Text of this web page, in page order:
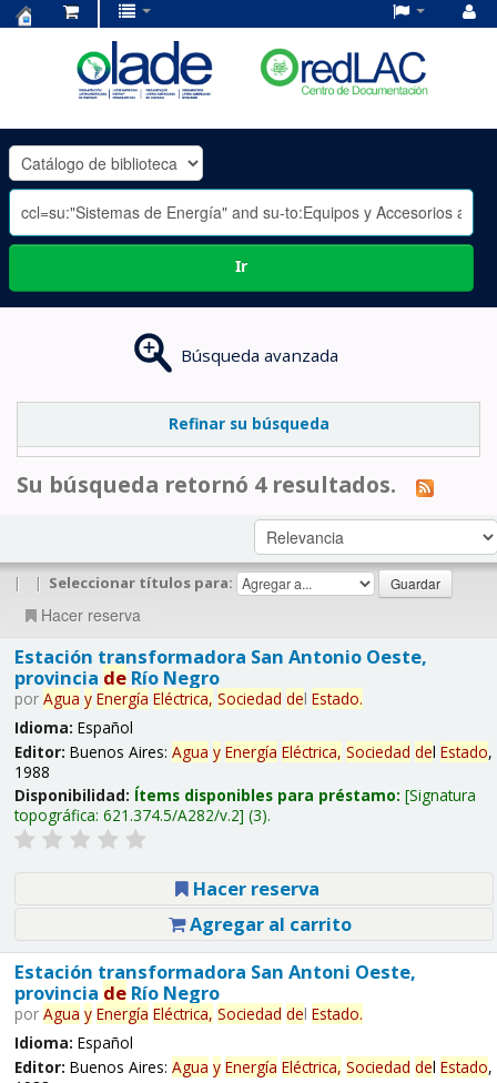
OLADE
-
Ir
Búsqueda avanzada
Refinar su búsqueda
Su búsqueda retornó 4 resultados.
| | Seleccionar títulos para:
Hacer reserva
Estación transformadora San Antonio Oeste,
provincia deRío Negro
por Agua y Energía Eléctrica, Sociedad del Estado.
Idioma: Español
Editor: Buenos Aires: Agua y Energía Eléctrica, Sociedad del Estado,
1988
Disponibilidad: Ítems disponibles para préstamo: Signatura
topográfica: 621.374.5/A282/v.2 (3).
Hacer reserva
Agregar al carrito
Estación transformadora San Antoni Oeste,
provincia deRío Negro
por Agua y Energía Eléctrica, Sociedad del Estado.
Idioma: Español
Editor: Buenos Aires: Agua y Energía Eléctrica, Sociedad del Estado,